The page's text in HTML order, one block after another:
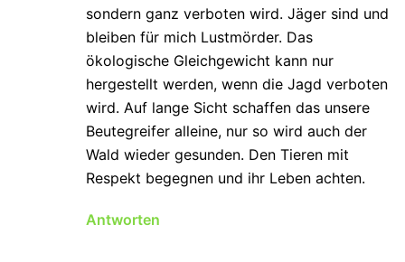
sondern ganz verboten wird. Jäger sind und
bleiben für mich Lustmörder. Das
ökologische Gleichgewicht kann nur
hergestellt werden, wenn die Jagd verboten
wird. Auf lange Sicht schaffen das unsere
Beutegreifer alleine, nur so wird auch der
Wald wieder gesunden. Den Tieren mit
Respekt begegnen und ihr Leben achten.
Antworten